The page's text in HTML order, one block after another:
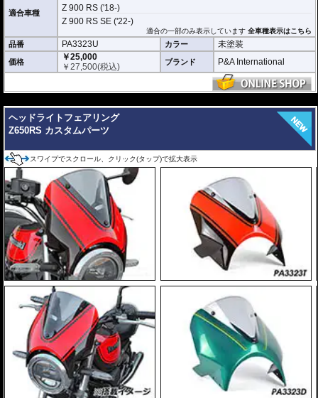
適合車種
Z 900 RS ('18-)
Z 900 RS SE ('22-)
適合の一部のみ表示しています全車種表示はこちら
品番 PA3323U カラー 未塗装
価格
￥25,000
￥27,500(税込) ブランド P&A International
ヘッドライトフェアリング
Z650RS カスタムパーツ
スワイプでスクロール、クリック(タップ)で拡大表示